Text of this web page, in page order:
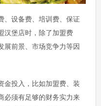
、设备费、培训费、保证
汉堡店时，除了加盟费
展前景、市场竞争力等因
金投入，比如加盟费、装
必须有足够的财务实力来